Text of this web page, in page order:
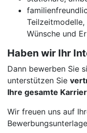
Wünsche und
Haben wir Ihr
Dann bewerben Sie
unterstützen Sie
Ihre gesamte
Wir freuen uns auf